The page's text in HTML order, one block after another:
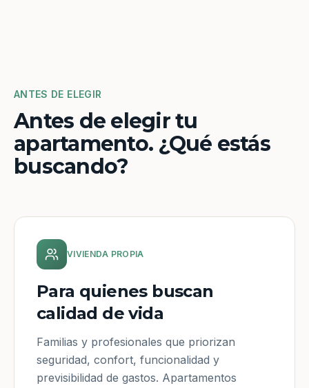
ANTES DE ELEGIR
Antes de elegir tu
apartamento. ¿Qué estás
buscando?
VIVIENDA PROPIA
Para quienes buscan
calidad de vida
Familias y profesionales que priorizan
seguridad, confort, funcionalidad y
previsibilidad de gastos. Apartamentos